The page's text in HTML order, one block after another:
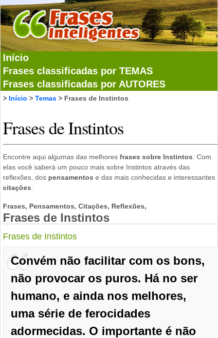
Início
Frases classificadas por TEMAS
Frases classificadas por AUTORES
> Início > Temas > Frases de Instintos
Frases de Instintos
Encontre aqui algumas das melhores frases sobre Instintos . Com
elas você saberá um pouco mais sobre Instintos através das
reflexões, dos pensamentos e das mais conhecidas e interessantes
citações
Frases, Pensamentos, Citações, Reflexões,
Frases de Instintos
Frases de Instintos
Convém não facilitar com os bons,
não provocar os puros. Há no ser
humano, e ainda nos melhores,
uma série de ferocidades
adormecidas. O importante é não